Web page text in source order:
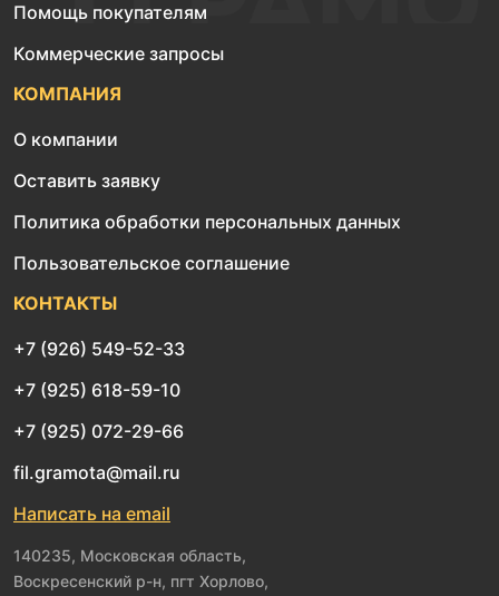
Помощь покупателям
Коммерческие запросы
КОМПАНИЯ
О компании
Оставить заявку
Политика обработки персональных данных
Пользовательское соглашение
КОНТАКТЫ
+7 (926) 549-52-33
+7 (925) 618-59-10
+7 (925) 072-29-66
fil.gramota@mail.ru
Написать на email
140235, Московская область,
Воскресенский р-н, пгт Хорлово,